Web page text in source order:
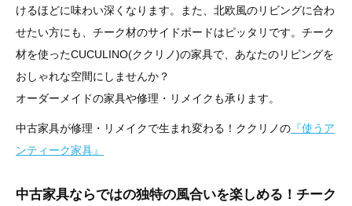
けるほどに味わい深くなります。また、北欧風のリビングに合わ
せたい方にも、チーク材のサイドボードはピッタリです。チーク
材を使ったCUCULINO(ククリノ)の家具で、あなたのリビングを
おしゃれな空間にしませんか？
オーダーメイドの家具や修理・リメイクも承ります。
中古家具が修理・リメイクで生まれ変わる！ククリノの 『使うア
ンティーク家具』
中古家具ならではの独特の風合いを楽しめる！チーク